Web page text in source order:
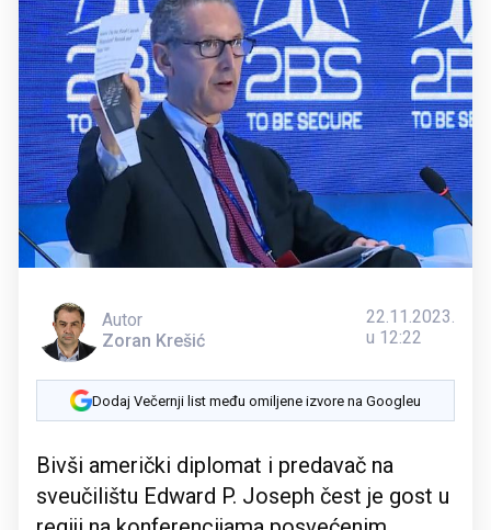
Autor
Zoran Krešić
22.11.2023.
u 12:22
Dodaj Večernji list među omiljene izvore na Googleu
Bivši američki diplomat i predavač na
sveučilištu Edward P. Joseph čest je gost u